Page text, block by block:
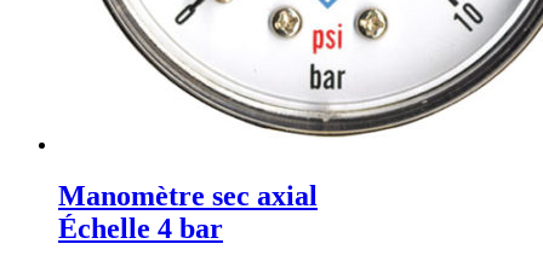
Manomètre sec axial
Échelle 4 bar